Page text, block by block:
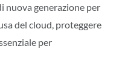
nuova generazione per
del cloud, proteggere
per